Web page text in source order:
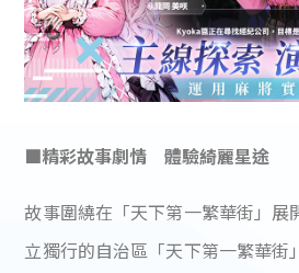
■精彩故事劇情 體驗綺麗星途
故事圍繞在「天下第一繁華街」展
立獨行的自治區「天下第一繁華街